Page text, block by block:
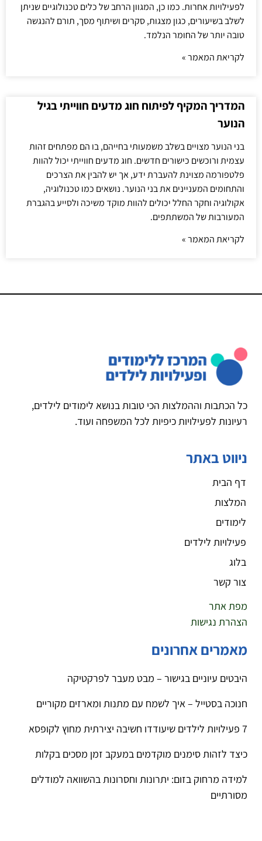
לפעילויות אחרות. כמו כן, המגוון הרחב של כלים טכנולוגיים שניתן
לשלב בשיעורים, כגון מצגות, סקרים ושיתוף מסך, תורם להנגשה
טובה יותר של החומר הנלמד.
לקריאת המאמר »
המדריך המקיף לפיתוח חוג מדעים חווייתי בגיל
הנוער
בני הנוער מצויים בשלב משמעותי בחייהם, בו הם מפתחים זהות
עצמית ורוכשים כישורים חדשים. חוג מדעים חווייתי יכול להוות
פלטפורמה מצוינת להעברת ידע, אך יש להבין את הצרכים
והתחומים המעניינים את בני הנוער. נושאים כמו טכנולוגיה,
אקולוגיה וחקר החלל יכולים להוות מוקד משיכה ולסייע בהגברת
המעורבות של המשתתפים.
לקריאת המאמר »
כל הכתבות וההמלצות הכי טובות בנושא לימודים לילדים,
רעיונות לפעילויות כיפיות לכל המשפחה ועוד.
ניווט באתר
דף הבית
המלצות
לימודים
פעילויות לילדים
בלוג
צור קשר
מפת אתר
הצהרת נגישות
מאמרים אחרונים
היבטים עיוניים בגישור – מבט מעבר לפרקטיקה
חנוכה בסטייל – איך לשמח עם מתנות ומארזים מקוריים
7 פעילויות לילדים שיעודדו חשיבה יצירתית מחוץ לקופסא
כיצד לזהות סימנים מוקדמים במעקב זמן מסכים בקלות
למידה מרחוק בזום: יתרונות וחסרונות בהשוואה למודלים
מסורתיים